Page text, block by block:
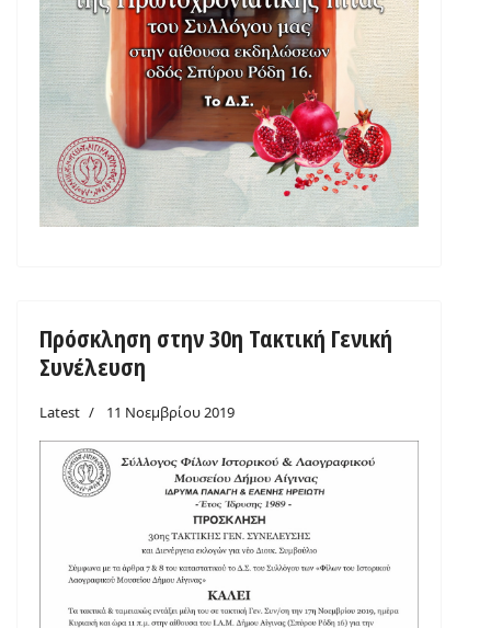
Πρόσκληση στην 30η Τακτική Γενική
Συνέλευση
Latest 11 Νοεμβρίου 2019